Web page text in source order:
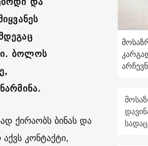
ბოლოს
ქირაობს ბინას და
კონტაქტი,